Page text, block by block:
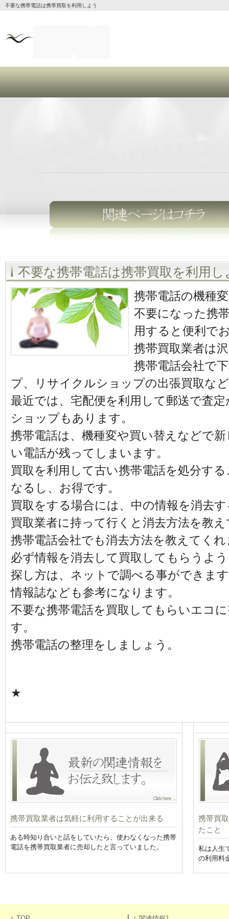
不要な携帯電話は携帯買取を利用しよう
不要な携帯電話は携帯買取を利用し
携帯電話の機種
不要になった携
用すると便利で
携帯買取業者は
携帯電話会社で
プ、リサイクルショップの出張買取な
最近では、宅配便を利用して郵送で査
ショップもあります。
携帯電話は、機種変や買い替えなどで
い電話が残ってしまいます。
買取を利用して古い携帯電話を処分す
なるし、お得です。
買取をする場合には、中の情報を消去
買取業者に持って行くと消去方法を教
携帯電話会社でも消去方法を教えてく
必ず情報を消去して買取してもらうよ
探し方は、ネットで調べる事ができま
情報誌なども参考になります。
不要な携帯電話を買取してもらいエコ
す。
携帯電話の整理をしましょう。
★
携帯買取業者は気軽に利用することが出来る
ある時知り合いと話をしていたら、使わなくなった携帯
電話を携帯買取業者に売却したと言っていました。
携帯買
たこと
私は人生
の利用料